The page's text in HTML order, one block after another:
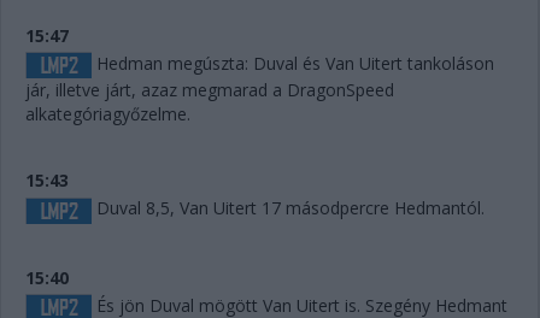
15:47
Hedman megúszta: Duval és Van Uitert tankoláson
jár, illetve járt, azaz megmarad a DragonSpeed
alkategóriagyőzelme.
15:43
Duval 8,5, Van Uitert 17 másodpercre Hedmantól.
15:40
És jön Duval mögött Van Uitert is. Szegény Hedmant